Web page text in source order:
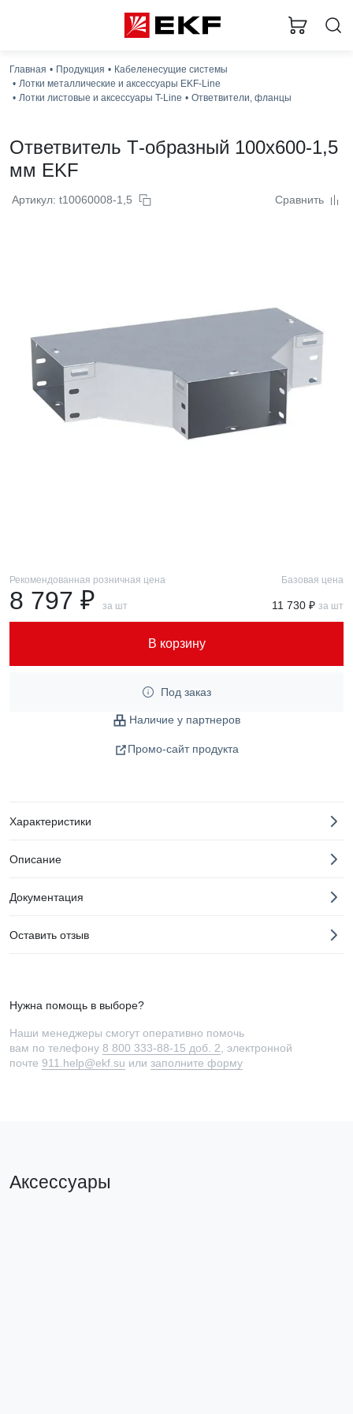
Главная Продукция
Кабеленесущие системы
Лотки металлические и аксессуары EKF-Line
Лотки листовые и аксессуары T-Line
Ответвители, фланцы
Ответвитель Т-образный 100x600-1,5
мм EKF
Артикул: t10060008-1,5 Сравнить
Рекомендованная розничная цена
8 797 ₽ за шт
Базовая цена
11 730 ₽ за шт
В корзину
Под заказ
Наличие у партнеров
Промо-сайт продукта
Характеристики
Описание
Документация
Оставить отзыв
Нужна помощь в выборе?
Наши менеджеры смогут оперативно помочь
вам по телефону 8 800 333-88-15 доб. 2 , электронной
почте 911.help@ekf.su или заполните форму
Аксессуары